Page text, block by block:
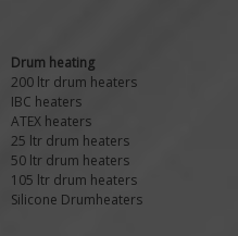
Drum heating
200 ltr drum heaters
IBC heaters
ATEX heaters
25 ltr drum heaters
50 ltr drum heaters
105 ltr drum heaters
Silicone Drumheaters